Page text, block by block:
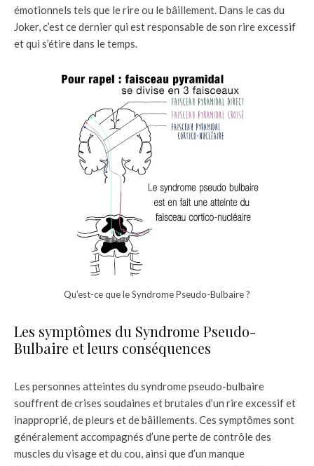
émotionnels tels que le rire ou le bâillement. Dans le cas du
Joker, c’est ce dernier qui est responsable de son rire excessif
et qui s’étire dans le temps.
Qu’est-ce que le Syndrome Pseudo-Bulbaire ?
Les symptômes du Syndrome Pseudo-
Bulbaire et leurs conséquences
Les personnes atteintes du syndrome pseudo-bulbaire
souffrent de crises soudaines et brutales d’un rire excessif et
inapproprié, de pleurs et de bâillements. Ces symptômes sont
généralement accompagnés d’une perte de contrôle des
muscles du visage et du cou, ainsi que d’un manque